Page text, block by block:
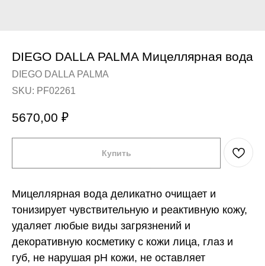
DIEGO DALLA PALMA Мицеллярная вода
DIEGO DALLA PALMA
SKU: PF02261
5670,00 ₽
Купить
Мицеллярная вода деликатно очищает и
тонизирует чувствительную и реактивную кожу,
удаляет любые виды загрязнений и
декоративную косметику с кожи лица, глаз и
губ, не нарушая рН кожи, не оставляет